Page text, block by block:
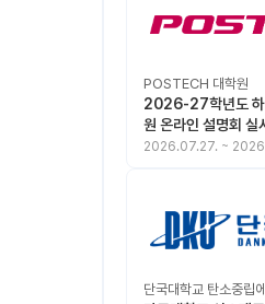
POSTECH 대학원
2026-27학년도 하
원 온라인 설명회 실
2026.07.27. ~
단국대학교 탄소중립